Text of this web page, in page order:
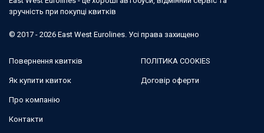
зручність при покупці квитків
© 2017 - 2026 East West Eurolines. Усі права захищено
Повернення квитків
Як купити квиток
Про компанію
Контакти
ПОЛІТИКА COOKIES
Договір оферти